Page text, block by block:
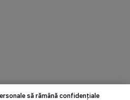
să rămână confidențiale